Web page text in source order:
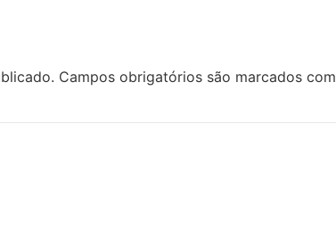
Campos obrigatórios são marcados com